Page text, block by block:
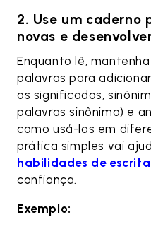
2. Use um
novas e
Enquanto lê,
palavras para
os significados,
palavras sinônimo) e
como usá-las em
prática simples vai
habilidades de escrita
confiança.
Exemplo: